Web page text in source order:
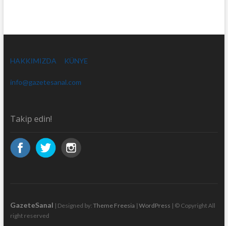
HAKKIMIZDA KÜNYE
info@gazetesanal.com
Takip edin!
GazeteSanal | Designed by: Theme Freesia | WordPress | © Copyright All
right reserved